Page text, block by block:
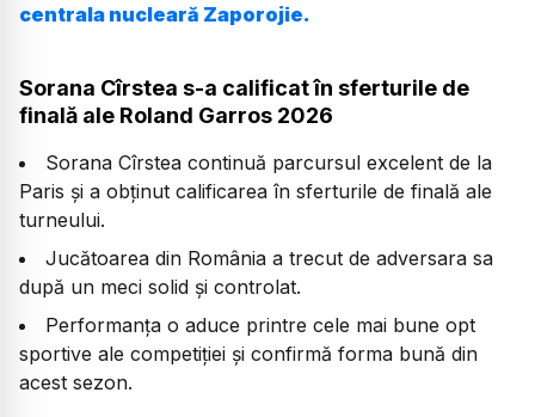
centrala nucleară Zaporojie.
Sorana Cîrstea s-a calificat în sferturile de
finală ale Roland Garros 2026
Sorana Cîrstea continuă parcursul excelent de la
Paris și a obținut calificarea în sferturile de finală ale
turneului.
Jucătoarea din România a trecut de adversara sa
după un meci solid și controlat.
Performanța o aduce printre cele mai bune opt
sportive ale competiției și confirmă forma bună din
acest sezon.